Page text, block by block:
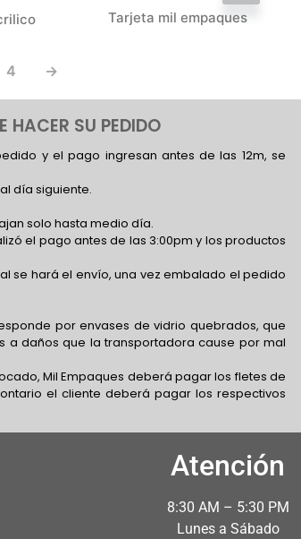
Tarjeta mil empaques
4 →
HACER SU PEDIDO
y el pago ingresan antes de las 12m, se
día siguiente.
solo hasta medio día.
el pago antes de las 3:00pm y los productos
se hará el envío, una vez embalado el pedido
por envases de vidrio quebrados, que
a daños que la transportadora cause por mal
Mil Empaques deberá pagar los fletes de
el cliente deberá pagar los respectivos
Atención
8:30 AM – 5:30 PM
Lunes a Sábado